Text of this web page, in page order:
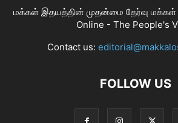
மக்கள் இதயத்தின் முதன்மை தேர்வு மக்கள்
Online - The People's
Contact us:
FOLLOW US